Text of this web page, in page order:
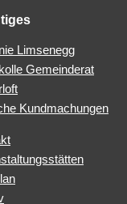
Limsenegg
Gemeinderat
Kundmachungen